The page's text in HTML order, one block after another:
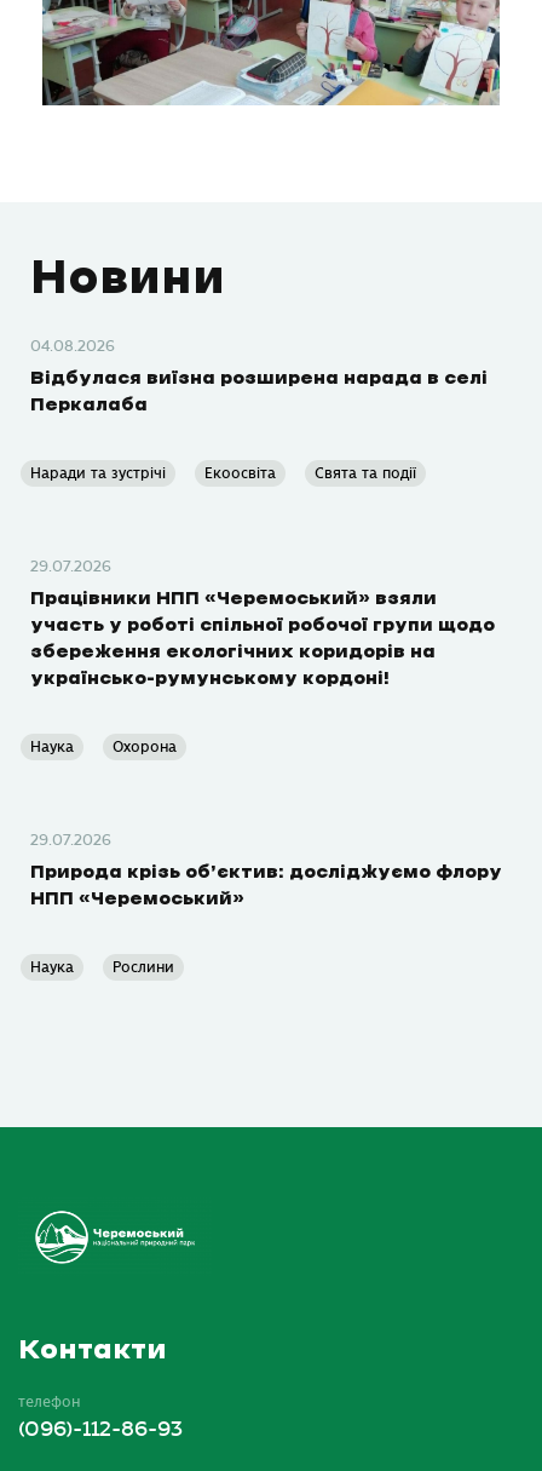
Новини
04.08.2026
Відбулася виїзна розширена нарада в селі
Перкалаба
Наради та зустрічі Екоосвіта Свята та події
29.07.2026
Працівники НПП «Черемоський» взяли
участь у роботі спільної робочої групи щодо
збереження екологічних коридорів на
українсько-румунському кордоні!
Наука Охорона
29.07.2026
Природа крізь об’єктив: досліджуємо флору
НПП «Черемоський»
Наука Рослини
Контакти
телефон
(096)-112-86-93